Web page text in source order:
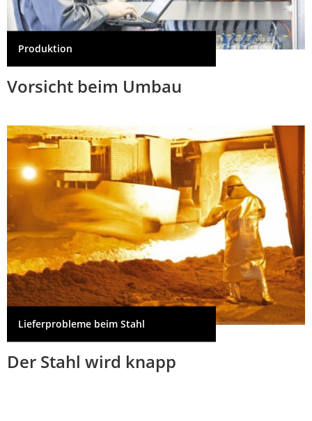
Produktion
Vorsicht beim Umbau
Lieferprobleme beim Stahl
Der Stahl wird knapp